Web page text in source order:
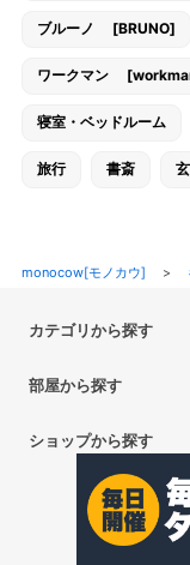
ブルーノ [BRUNO]
ワークマン
寝室・ベッドルーム
旅行 書斎
monocow[モノカウ] >
カテゴリから探す
ペット用品 ベビー
不用品回収・買
部屋から探す
トイレ・洗面所 バ
玄関・エントランス
ショップから探す
無印良品